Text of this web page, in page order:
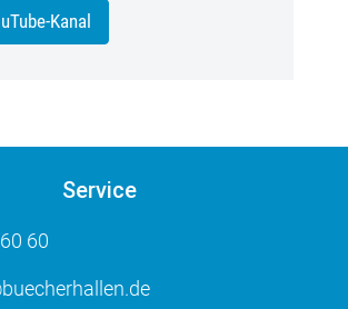
Kanal
Service
60